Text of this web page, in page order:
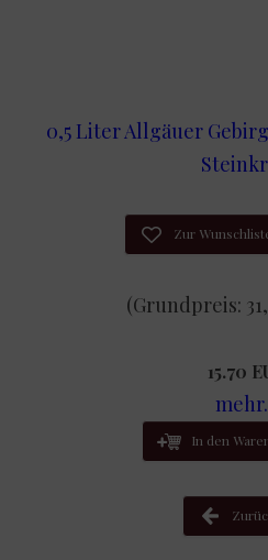
0,5 Liter Allgäuer
Zur
(Grundpreis:
15.70
In den